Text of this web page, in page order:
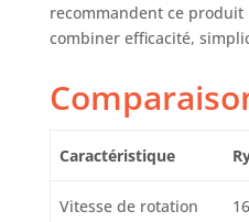
recommandent ce produit
combiner efficacité,
Caractéristique
Vitesse de rotation